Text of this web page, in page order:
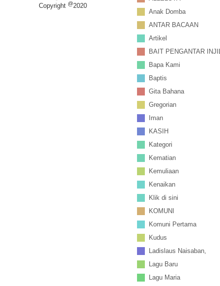
Copyright @2020
Anak Domba
ANTAR BACAAN
Artikel
BAIT PENGANTAR
Bapa Kami
Baptis
Gita Bahana
Gregorian
Iman
KASIH
Kategori
Kematian
Kemuliaan
Kenaikan
Klik di sini
KOMUNI
Komuni Pertama
Kudus
Ladislaus Naisaban,
Lagu Baru
Lagu Maria